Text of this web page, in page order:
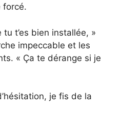
forcé.
t’es bien installée, »
impeccable et les
« Ça te dérange si je
je fis de la